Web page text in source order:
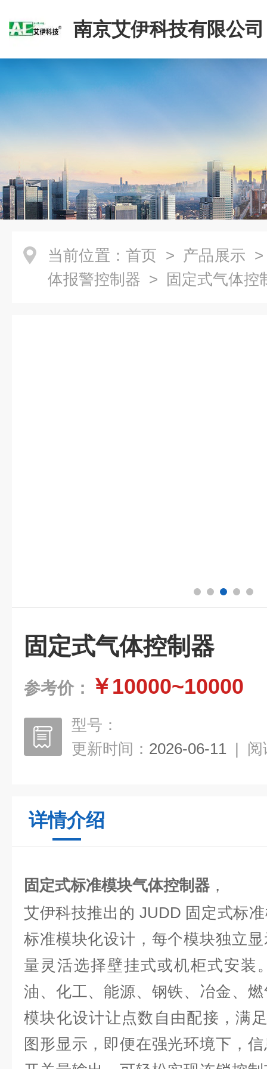
南京艾伊科技有限公司
当前位置： 首页 > 产品展示
体报警控制器 > 固定式气体控
固定式气体控制器
参考价： ￥10000~10000
型号：
更新时间： 2026-06-11 | 阅
详情介绍
固定式标准模块气体控制器 ，
艾伊科技推出的 JUDD 固定式标
标准模块化设计，每个模块独立
量灵活选择壁挂式或机柜式安装
油、化工、能源、钢铁、冶金、
模块化设计让点数自由配接，满
图形显示，即便在强光环境下，